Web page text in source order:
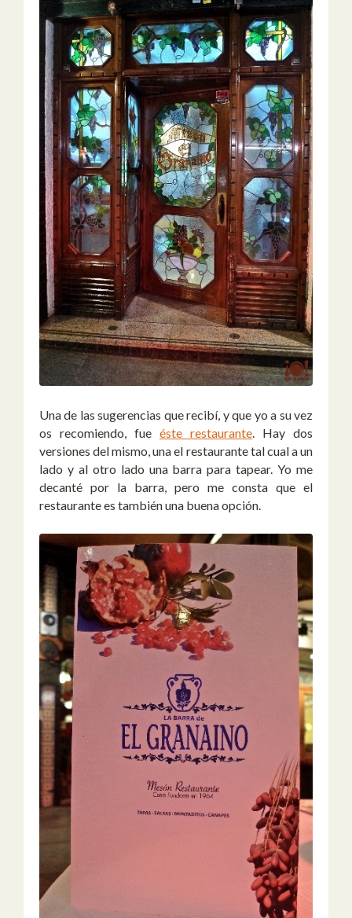
Una de las sugerencias que recibí, y que yo a su vez
os recomiendo, fue éste restaurante. Hay dos
versiones del mismo, una el restaurante tal cual a un
lado y al otro lado una barra para tapear. Yo me
decanté por la barra, pero me consta que el
restaurante es también una buena opción.